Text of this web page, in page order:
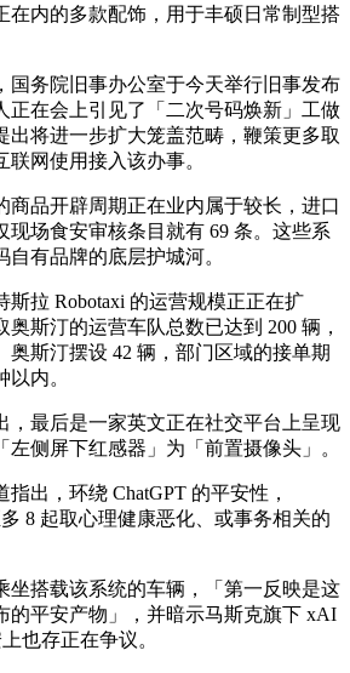
在内的多款配饰，用于丰硕日常制型搭
务院旧事办公室于今天举行旧事发布
正在会上引见了「二次号码焕新」工做
出将进一步扩大笼盖范畴，鞭策更多取
网使用接入该办事。
品开辟周期正在业内属于较长，进口
现场食安审核条目就有 69 条。这些系
有品牌的底层护城河。
拉 Robotaxi 的运营规模正正在扩
斯汀的运营车队总数已达到 200 辆，
奥斯汀摆设 42 辆，部门区域的接单期
内。
最后是一家英文正在社交平台上呈现
侧屏下红感器」为「前置摄像头」。
，环绕 ChatGPT 的平安性，
8 起取心理健康恶化、或事务相关的
搭载该系统的车辆，「第一反映是这
的平安产物」，并暗示马斯克旗下 xAI
也存正在争议。